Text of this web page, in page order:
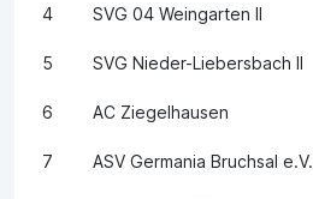
4 SVG 04 Weingarten II
5 SVG Nieder-Liebersbach II
6 AC Ziegelhausen
7 ASV Germania Bruchsal e.V.